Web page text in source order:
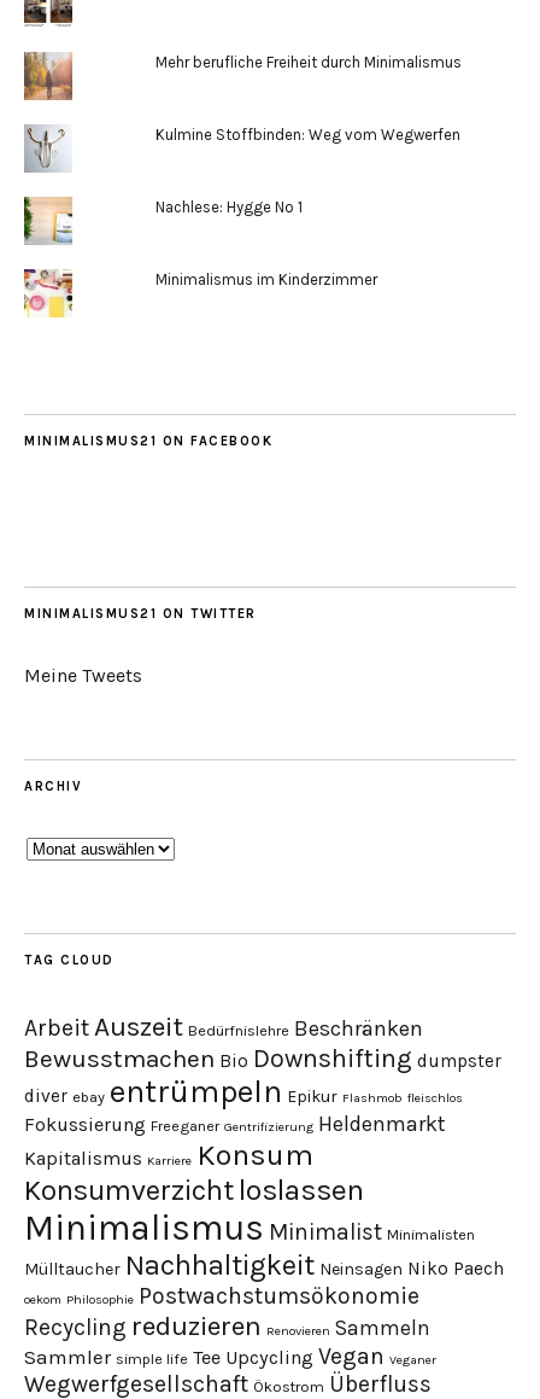
Mehr berufliche Freiheit durch Minimalismus
Kulmine Stoffbinden: Weg vom Wegwerfen
Nachlese: Hygge No 1
Minimalismus im Kinderzimmer
MINIMALISMUS21 ON FACEBOOK
MINIMALISMUS21 ON TWITTER
Meine Tweets
ARCHIV
Archiv
TAG CLOUD
ArbeitAuszeit Bedürfnislehre Beschränken
Bewusstmachen Bio Downshifting dumpster
diver ebay entrümpeln Epikur Flashmob fleischlos
Fokussierung Freeganer Gentrifizierung Heldenmarkt
Kapitalismus Karriere Konsum
Konsumverzicht loslassen
Minimalismus Minimalist Minimalisten
Mülltaucher Nachhaltigkeit Neinsagen Niko Paech
oekom Philosophie Postwachstumsökonomie
Recycling reduzieren Renovieren Sammeln
Sammler simple life Tee Upcycling Vegan Veganer
Wegwerfgesellschaft Ökostrom Überfluss